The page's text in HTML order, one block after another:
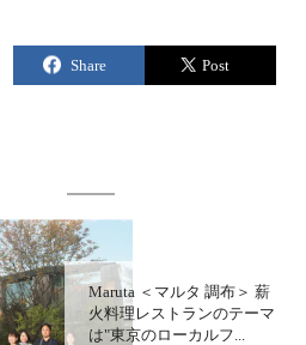
Maruta ＜マルタ 調布＞ 薪
火料理レストランのテーマ
は"東京のローカルフ...